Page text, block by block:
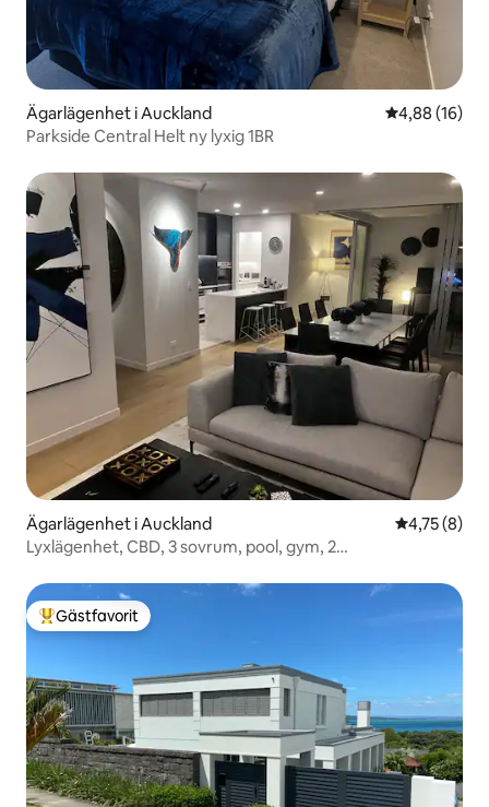
Ägarlägenhet i Auckland 4,88 av 5 i
4,88 (16)
Parkside Central Helt ny lyxig 1BR
Ägarlägenhet i Auckland 4,75 av 5 i
4,75 (8)
Lyxlägenhet, CBD, 3 sovrum, pool, gym, 2
Populär gästfavorit
Gästfavorit